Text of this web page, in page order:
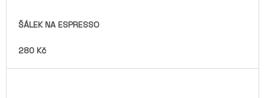
ŠÁLEK NA ESPRESSO
280 Kč